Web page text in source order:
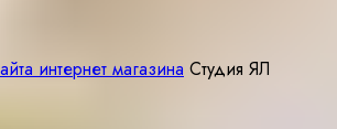
интернет магазина Студия ЯЛ